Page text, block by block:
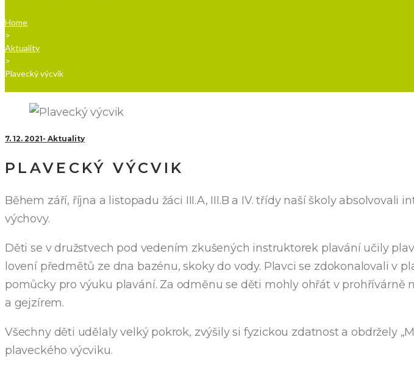
Home
>
Aktuality
>
Plavecký výcvik
7. 12. 2021 Aktuality
PLAVECKÝ VÝCVIK
Během září, října a listopadu žáci III.A, III.B a IV. třídy naší školy
výchovy.
Děti se v družstvech pod vedením zkušených instruktorek plavání učily
lovení předmětů ze dna bazénu, skoky do vody. Plavci se zdokonalovali v
pomůcky pro výuku plavání. Za odměnu se děti mohly ohřát v prohřívárně
a gejzírem.
Všechny děti udělaly velký pokrok, zvýšily si fyzickou zdatnost a obdržely
plaveckého výcviku.